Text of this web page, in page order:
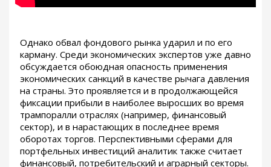
Однако обвал фондового рынка ударил и по его
карману. Среди экономических экспертов уже давно
обсуждается обоюдная опасность применения
экономических санкций в качестве рычага давления
на страны. Это проявляется и в продолжающейся
фиксации прибыли в наиболее выросших во время
трампоралли отраслях (например, финансовый
сектор), и в нарастающих в последнее время
оборотах торгов. Перспективными сферами для
портфельных инвестиций аналитик также считает
финансовый, потребительский и аграрный секторы.